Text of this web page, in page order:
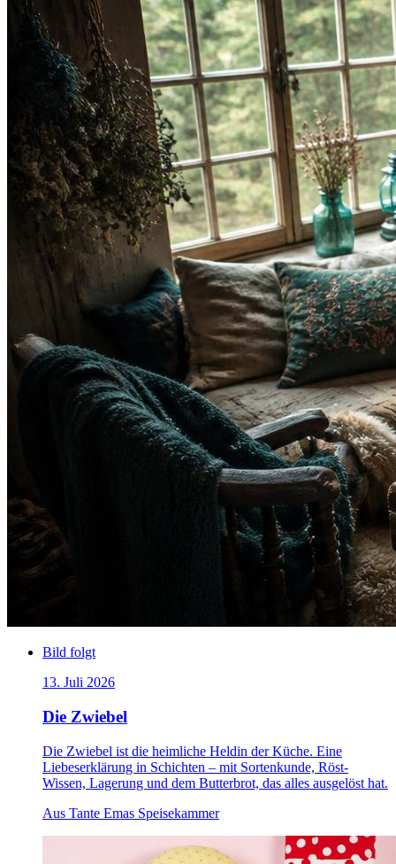
Bild folgt
13. Juli 2026
Die Zwiebel
Die Zwiebel ist die heimliche Heldin der Küche. Eine
Liebeserklärung in Schichten – mit Sortenkunde, Röst-
Wissen, Lagerung und dem Butterbrot, das alles ausgelöst hat.
Aus Tante Emas Speisekammer